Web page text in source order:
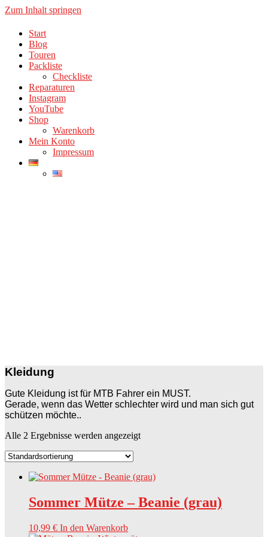
Zum Inhalt springen
MTB-Downhill.de
Alles Rund ums Mountainbiking – MTB Downhill
Start
Blog
Touren
Packliste
Checkliste
Reparaturen
Instagram
YouTube
Shop
Warenkorb
Mein Konto
Impressum
Kleidung
Gute Kleidung ist für MTB Fahrer ein MUST.
Gerade, wenn das Wetter schlechter wird und man sich gut
schützen möchte..
Alle 2 Ergebnisse werden angezeigt
Sommer Mütze – Beanie (grau)
10,99 € In den Warenkorb